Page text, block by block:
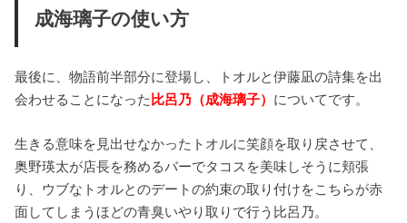
成海璃子の使い方
最後に、物語前半部分に登場し、トオルと伊藤凪の詩集を出
会わせることになった 比呂乃（成海璃子） についてです。
生きる意味を見出せなかったトオルに笑顔を取り戻させて、
奥野瑛太が店長を務めるバーでタコスを美味しそうに頬張
り、ウブなトオルとのデートの約束の取り付けをこちらが赤
面してしまうほどの青臭いやり取りで行う比呂乃。